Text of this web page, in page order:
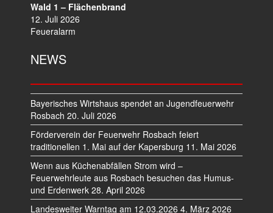
Wald 1 – Flächenbrand
12. Juli 2026
Feueralarm
NEWS
Bayerisches Wirtshaus spendet an Jugendfeuerwehr
Rosbach 20. Juli 2026
Förderverein der Feuerwehr Rosbach feiert
traditionellen 1. Mai auf der Kapersburg 11. Mai 2026
Wenn aus Küchenabfällen Strom wird –
Feuerwehrleute aus Rosbach besuchen das Humus-
und Erdenwerk 28. April 2026
Landesweiter Warntag am 12.03.2026 4. März 2026